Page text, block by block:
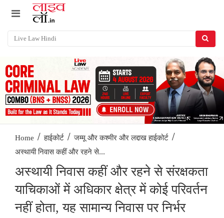
Home / हाईकोर्ट / जम्मू और कश्मीर और लद्दाख हाईकोर्ट /
अस्थायी निवास कहीं और रहने से...
अस्थायी निवास कहीं और रहने से संरक्षकता
याचिकाओं में अधिकार क्षेत्र में कोई परिवर्तन
नहीं होता, यह सामान्य निवास पर निर्भर